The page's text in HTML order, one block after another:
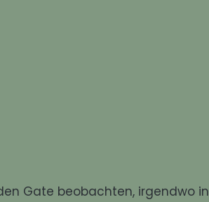
Gate beobachten, irgendwo in